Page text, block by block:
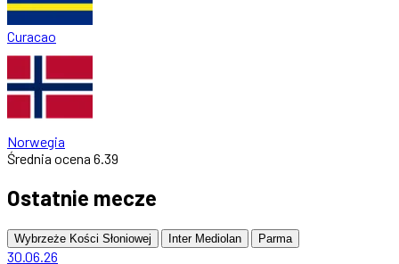
Curacao
Norwegia
Średnia ocena 6.39
Ostatnie mecze
Wybrzeże Kości Słoniowej Inter Mediolan Parma
30.06.26